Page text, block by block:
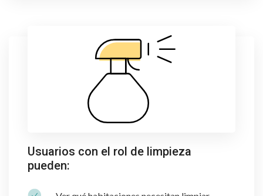
Usuarios con el rol de limpieza
pueden: